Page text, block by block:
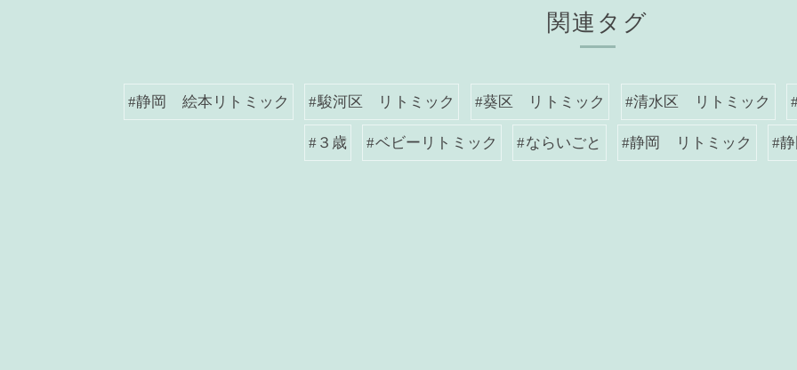
関連タグ
#静岡 絵本リトミック #駿河区 リトミック #葵区 リトミック #清水区 リトミック
#３歳 #ベビーリトミック #ならいごと #静岡 リトミック #